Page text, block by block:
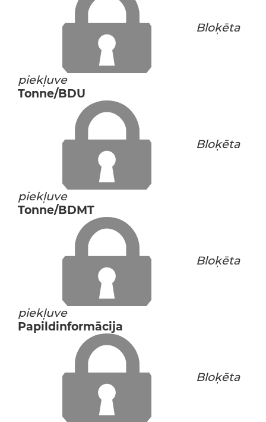
Bloķēta
piekļuve
Tonne/BDU
Bloķēta
piekļuve
Tonne/BDMT
Bloķēta
piekļuve
Papildinformācija
Bloķēta